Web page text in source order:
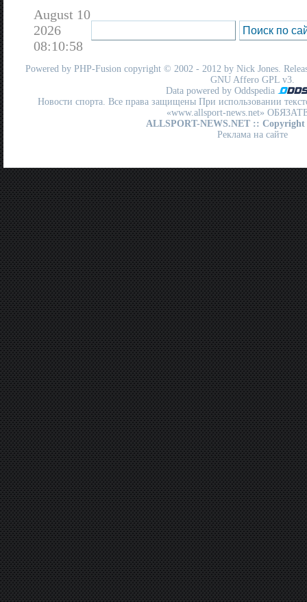
August 10
2026
08:10:58
Powered by PHP-Fusion copyright © 2002 - 2012 by Nick Jones.
GNU Affero GPL v3.
Data powered by Oddspedia
Новости спорта. Все права защищены При использовании
«www.allsport-news.net»
ALLSPORT-NEWS.NET :: Copyright
Реклама на сайте